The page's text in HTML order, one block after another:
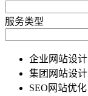
服务类型
企业网站设计
集团网站设计
SEO网站优化